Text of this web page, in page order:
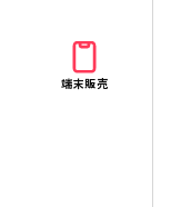
端末販売